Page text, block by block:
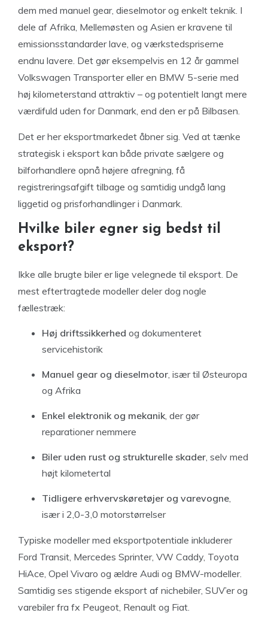
dem med manuel gear, dieselmotor og enkelt teknik. I
dele af Afrika, Mellemøsten og Asien er kravene til
emissionsstandarder lave, og værkstedspriserne
endnu lavere. Det gør eksempelvis en 12 år gammel
Volkswagen Transporter eller en BMW 5-serie med
høj kilometerstand attraktiv – og potentielt langt mere
værdifuld uden for Danmark, end den er på Bilbasen.
Det er her eksportmarkedet åbner sig. Ved at tænke
strategisk i eksport kan både private sælgere og
bilforhandlere opnå højere afregning, få
registreringsafgift tilbage og samtidig undgå lang
liggetid og prisforhandlinger i Danmark.
Hvilke biler egner sig bedst til
eksport?
Ikke alle brugte biler er lige velegnede til eksport. De
mest eftertragtede modeller deler dog nogle
fællestræk:
Høj driftssikkerhed og dokumenteret
servicehistorik
Manuel gear og dieselmotor, især til Østeuropa
og Afrika
Enkel elektronik og mekanik, der gør
reparationer nemmere
Biler uden rust og strukturelle skader, selv med
højt kilometertal
Tidligere erhvervskøretøjer og varevogne,
især i 2,0-3,0 motorstørrelser
Typiske modeller med eksportpotentiale inkluderer
Ford Transit, Mercedes Sprinter, VW Caddy, Toyota
HiAce, Opel Vivaro og ældre Audi og BMW-modeller.
Samtidig ses stigende eksport af nichebiler, SUV’er og
varebiler fra fx Peugeot, Renault og Fiat.